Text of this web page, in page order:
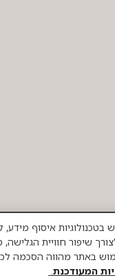
שיפור חוויית הגלישה,
באתר מהווה הסכמה
המעודכנת.